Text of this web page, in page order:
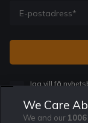
Jag vill få
We Care
We and our 1006